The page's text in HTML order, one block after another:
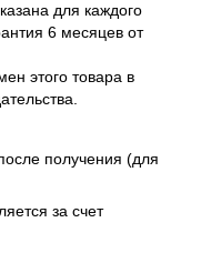
для каждого
6 месяцев от
этого товара в
получения (для
за счет